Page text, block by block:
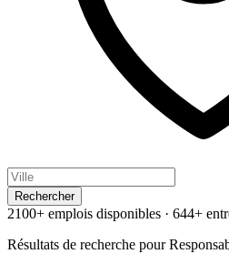
Rechercher
2100+ emplois disponibles · 644+
Résultats de recherche pour